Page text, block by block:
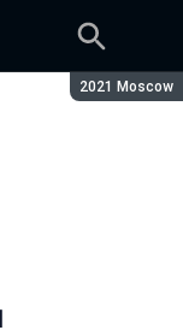
Сезон:
2021 Moscow